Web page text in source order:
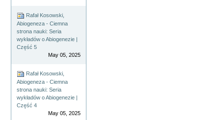
Rafał Kosowski,
Abiogeneza - Ciemna
strona nauki: Seria
wykładów o Abiogenezie |
Część 5
May 05, 2025
Rafał Kosowski,
Abiogeneza - Ciemna
strona nauki: Seria
wykładów o Abiogenezie |
Część 4
May 05, 2025